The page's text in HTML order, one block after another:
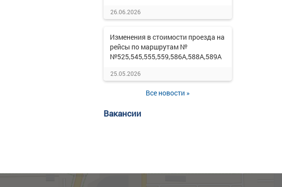
26.06.2026
Изменения в стоимости проезда на
рейсы по маршрутам №
№525,545,555,559,586А,588А,589А
25.05.2026
Все новости »
Вакансии